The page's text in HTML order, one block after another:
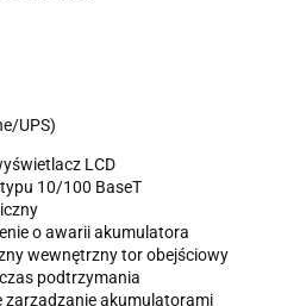
UPS)
LCD
typu 10/100 BaseT
o awarii akumulatora
wewnętrzny tor obejściowy
podtrzymania
zarządzanie akumulatorami